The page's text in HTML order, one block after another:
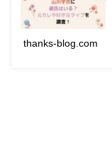
thanks-blog.com